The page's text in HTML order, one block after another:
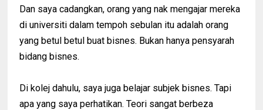
Dan saya cadangkan, orang yang nak mengajar mereka
di universiti dalam tempoh sebulan itu adalah orang
yang betul betul buat bisnes. Bukan hanya pensyarah
bidang bisnes.
Di kolej dahulu, saya juga belajar subjek bisnes. Tapi
apa yang saya perhatikan. Teori sangat berbeza